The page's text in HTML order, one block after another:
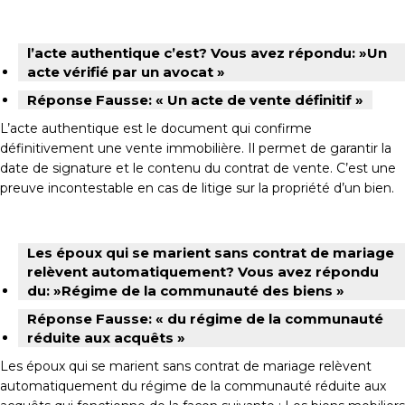
l’acte authentique c’est? Vous avez répondu: »Un
acte vérifié par un avocat »
Réponse Fausse: « Un acte de vente définitif »
L’acte authentique est le document qui confirme
définitivement une vente immobilière. Il permet de garantir la
date de signature et le contenu du contrat de vente. C’est une
preuve incontestable en cas de litige sur la propriété d’un bien.
Les époux qui se marient sans contrat de mariage
relèvent automatiquement? Vous avez répondu
du: »Régime de la communauté des biens »
Réponse Fausse: « du régime de la communauté
réduite aux acquêts »
Les époux qui se marient sans contrat de mariage relèvent
automatiquement du régime de la communauté réduite aux